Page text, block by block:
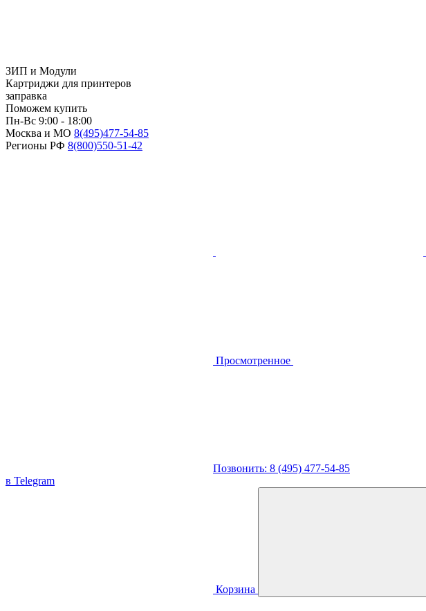
ЗИП и Модули
Картриджи для принтеров
заправка
Поможем купить
Пн-Вс 9:00 - 18:00
Москва и МО 8(495)477-54-85
Регионы РФ 8(800)550-51-42
Просмотренное
Позвонить: 8 (495) 477-54-85
в Telegram
Корзина